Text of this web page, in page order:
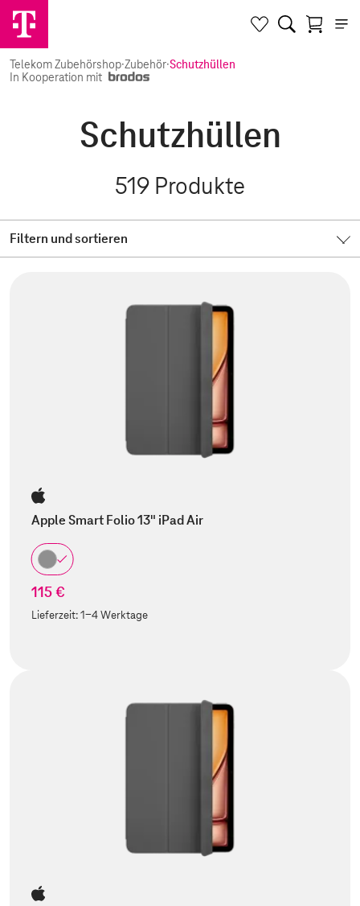
Telekom Zubehörshop·Zubehör·Schutzhüllen
In Kooperation mit
Schutzhüllen
519 Produkte
Filtern und sortieren
Apple Smart Folio 13" iPad Air
115 €
Lieferzeit:1-4 Werktage